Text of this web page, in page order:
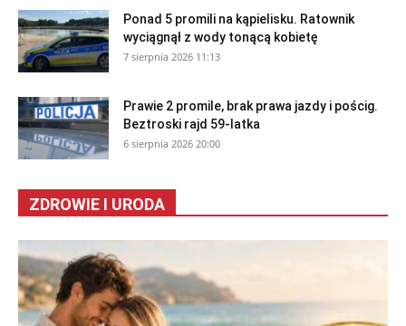
Ponad 5 promili na kąpielisku. Ratownik
wyciągnął z wody tonącą kobietę
7 sierpnia 2026 11:13
Prawie 2 promile, brak prawa jazdy i pościg.
Beztroski rajd 59-latka
6 sierpnia 2026 20:00
ZDROWIE I URODA